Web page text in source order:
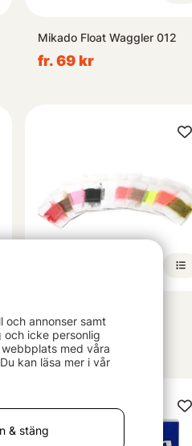
Mikado Float Waggler 012
fr. 69 kr
69 kr
och annonser samt
och icke personlig
med våra
kan läsa mer i vår
& stäng